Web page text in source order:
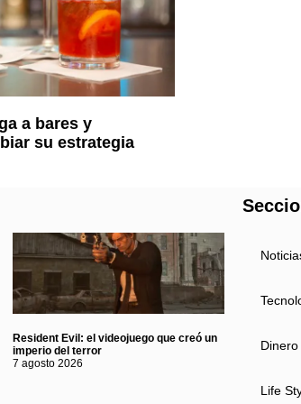
a bares y
su estrategia
Resident Evil: el videojuego que creó un
imperio del terror
7 agosto 2026
Dinero
Life